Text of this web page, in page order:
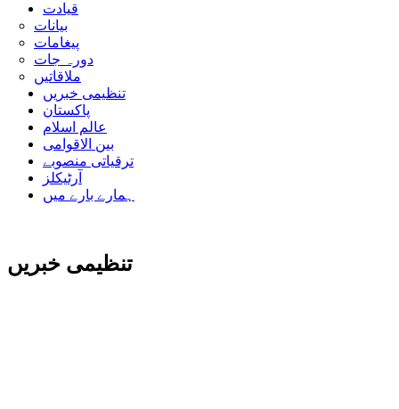
قیادت
بیانات
پیغامات
دورہ جات
ملاقاتیں
تنظیمی خبریں
پاکستان
عالم اسلام
بین الاقوامی
ترقیاتی منصوبے
آرٹیکلز
ہمارے بارے میں
تنظیمی خبریں